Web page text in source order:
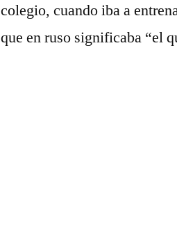
colegio, cuando iba a
que en ruso significaba “el